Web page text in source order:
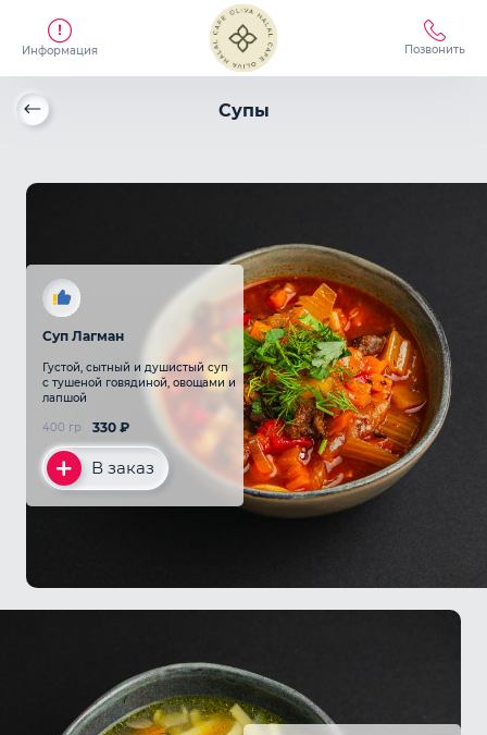
Информация Позвонить
Супы
Суп Лагман
Густой, сытный и душистый суп
с тушеной говядиной, овощами и
лапшой
330 ₽
400 гр
В заказ